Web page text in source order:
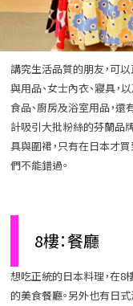
講究生活品質的朋友，可
與用品、女士內衣、寢具，
食品、廚房及浴室用品，
計吸引大批粉絲的芬蘭品
具與圍裙，只有在日本才
們不能錯過。
8樓：餐廳
想吃正統的日本料理，在8
的美食餐廳。另外也有日